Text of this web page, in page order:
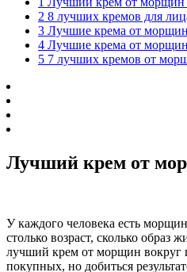
2 8 лучших кремов для
3 Лучшие крема от
4 Лучшие крема от
5 7 лучших кремов от
Лучший крем от
У каждого человека есть
столько возраст, сколько
лучший крем от морщин вокруг
покупных, но добиться